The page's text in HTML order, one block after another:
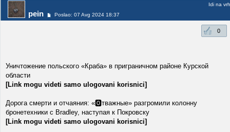
pein Poslao: 07 Avg 2024 18:37
Idi na vrh
0
Уничтожение польского «Краба» в приграничном районе Курской
области
[Link mogu videti samo ulogovani korisnici]
Дорога смерти и отчаяния: «🅾️тважные» разгромили колонну
бронетехники с Bradley, наступая к Покровску
[Link mogu videti samo ulogovani korisnici]